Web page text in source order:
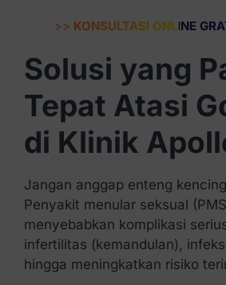
>> KONSULTASI ONLINE
Solusi yang
Tepat Atasi
di Klinik
Jangan anggap enteng
Penyakit menular seksual
menyebabkan komplikasi
infertilitas (kemandulan),
hingga meningkatkan risiko